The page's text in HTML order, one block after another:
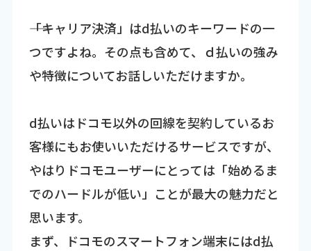
――「キャリア決済」はd払いのキーワードの一
つですよね。その点も含めて、ｄ払いの強み
や特徴についてお話しいただけますか。
d払いはドコモ以外の回線を契約しているお
客様にもお使いいただけるサービスですが、
やはりドコモユーザーにとっては「始めるま
でのハードルが低い」ことが最大の魅力だと
思います。
まず、ドコモのスマートフォン端末にはd払